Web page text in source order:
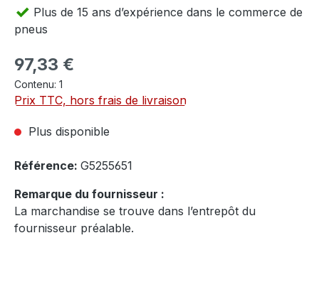
Plus de 15 ans d’expérience dans le commerce de
pneus
Prix régulier :
97,33 €
Contenu: 1
Prix TTC, hors frais de livraison
Plus disponible
Référence: G5255651
Remarque du fournisseur :
La marchandise se trouve dans l’entrepôt du
fournisseur préalable.